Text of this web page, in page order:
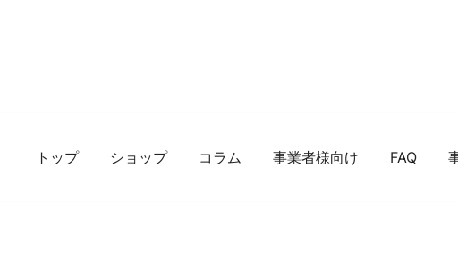
トップ
ショップ コラム 事業者様向け FAQ